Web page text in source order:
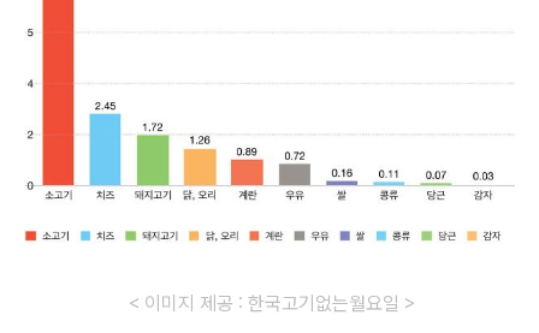
< 이미지 제공 : 한국고기없는월요일 >